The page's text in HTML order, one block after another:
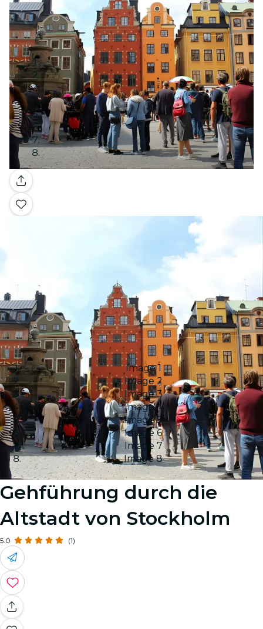
Galerie
Image 1
Image 2
Image 3
Image 4
Image 5
Image 6
Image 7
Image 8
Gehführung durch die
Altstadt von Stockholm
5.0 (1)